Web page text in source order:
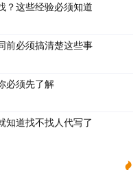
？这些经验必须知道
前必须搞清楚这些事
必须先了解
知道找不找人代写了